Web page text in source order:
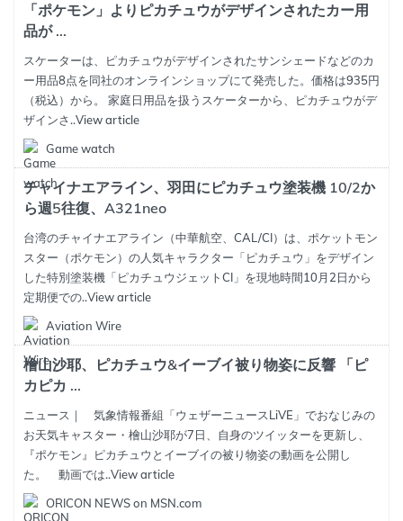
「ポケモン」よりピカチュウがデザインされたカー用
品が ...
スケーターは、ピカチュウがデザインされたサンシェードなどのカ
ー用品8点を同社のオンラインショップにて発売した。価格は935円
（税込）から。 家庭日用品を扱うスケーターから、ピカチュウがデ
ザインさ..View article
Game watch
チャイナエアライン、羽田にピカチュウ塗装機 10/2か
ら週5往復、A321neo
台湾のチャイナエアライン（中華航空、CAL/CI）は、ポケットモン
スター（ポケモン）の人気キャラクター「ピカチュウ」をデザイン
した特別塗装機「ピカチュウジェットCI」を現地時間10月2日から
定期便での..View article
Aviation Wire
檜山沙耶、ピカチュウ&イーブイ被り物姿に反響 「ピ
カピカ ...
ニュース｜ 気象情報番組「ウェザーニュースLiVE」でおなじみの
お天気キャスター・檜山沙耶が7日、自身のツイッターを更新し、
『ポケモン』ピカチュウとイーブイの被り物姿の動画を公開し
た。 動画では..View article
ORICON NEWS on MSN.com